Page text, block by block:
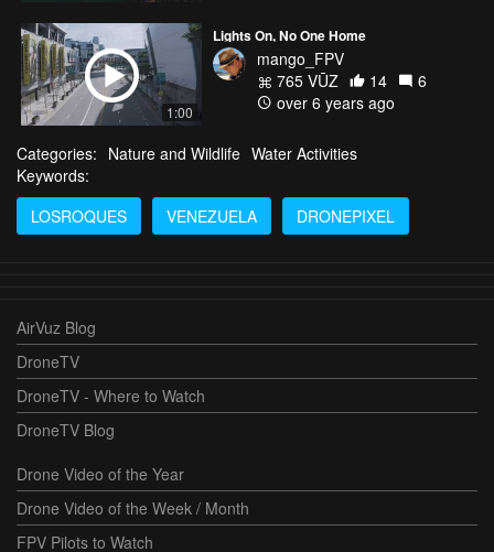
1:00
Lights On, No One Home
mango_FPV
765 VŪZ
14
6
over 6 years ago
Categories: Nature and Wildlife Water Activities
Keywords:
LOSROQUES
VENEZUELA DRONEPIXEL
AirVuz Blog
DroneTV
DroneTV - Where to Watch
DroneTV Blog
Drone Video of the Year
Drone Video of the Week / Month
FPV Pilots to Watch